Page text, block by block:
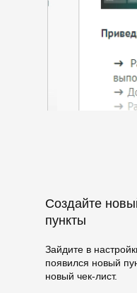
Создайте
пункты
Зайдите в
появился новый
новый чек-лист.